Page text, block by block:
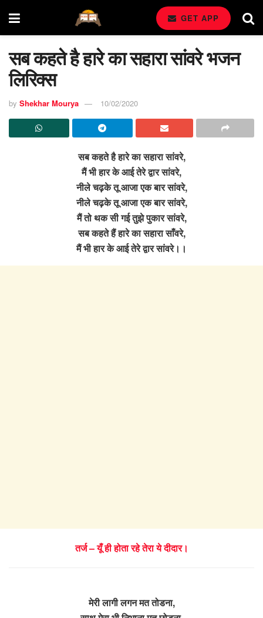
GET APP
सब कहते है हारे का सहारा सांवरे भजन
लिरिक्स
by Shekhar Mourya 10/02/2020
सब कहते है हारे का सहारा सांवरे,
मैं भी हार के आई तेरे द्वार सांवरे,
नीले चढ़के तू आजा एक बार सांवरे,
नीले चढ़के तू आजा एक बार सांवरे,
मैं तो थक सी गई तुझे पुकार सांवरे,
सब कहते हैं हारे का सहारा साँवरे,
मैं भी हार के आई तेरे द्वार सांवरे।।
तर्ज – यूँ ही होता रहे तेरा ये दीदार।
मेरी लागी लगन मत तोडना,